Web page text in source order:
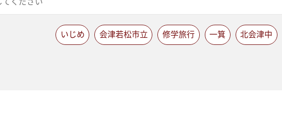
いじめ 会津若松市立 修学旅行 一箕 北会津中